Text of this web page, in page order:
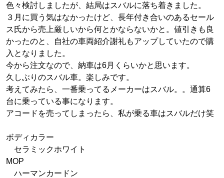
色々検討しましたが、結局はスバルに落ち着きました。
３月に買う気はなかったけど、長年付き合いのあるセール
ス氏から売上厳しいから何とかならないかと。値引きも良
かったのと、自社の車両紹介謝礼もアップしていたので購
入となりました。
今から注文なので、納車は6月くらいかと思います。
久しぶりのスバル車。楽しみです。
考えてみたら、一番乗ってるメーカーはスバル。。通算6
台に乗っている事になります。
アコードを売ってしまったら、私が乗る車はスバルだけ笑
ボディカラー
セラミックホワイト
MOP
ハーマンカードン